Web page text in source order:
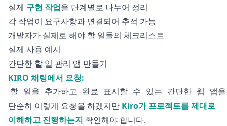
실제 구현 작업을 단계별로 나누어 정리
각 작업이 요구사항과 연결되어 추적 가능
개발자가 실제로 해야 할 일들의 체크리스트
실제 사용 예시
간단한 할 일 관리 앱 만들기
KIRO 채팅에서 요청:
단순히 이렇게 요청을 하겠지만 Kiro가 프로젝트를 제대로
이해하고 진행하는지 확인해야 합니다.